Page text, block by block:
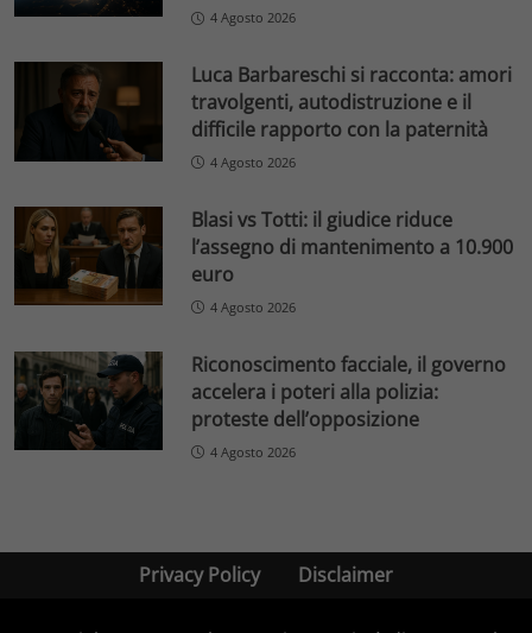
4 Agosto 2026
Luca Barbareschi si racconta: amori
travolgenti, autodistruzione e il
difficile rapporto con la paternità
4 Agosto 2026
Blasi vs Totti: il giudice riduce
l’assegno di mantenimento a 10.900
euro
4 Agosto 2026
Riconoscimento facciale, il governo
accelera i poteri alla polizia:
proteste dell’opposizione
4 Agosto 2026
Privacy Policy Disclaimer